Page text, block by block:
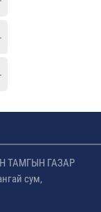
ТАМГЫН ГАЗАР
сум,